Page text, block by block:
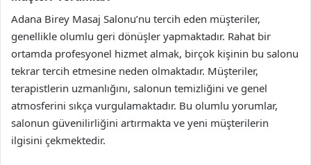
Adana Birey Masaj Salonu’nu tercih eden müşteriler,
genellikle olumlu geri dönüşler yapmaktadır. Rahat bir
ortamda profesyonel hizmet almak, birçok kişinin bu salonu
tekrar tercih etmesine neden olmaktadır. Müşteriler,
terapistlerin uzmanlığını, salonun temizliğini ve genel
atmosferini sıkça vurgulamaktadır. Bu olumlu yorumlar,
salonun güvenilirliğini artırmakta ve yeni müşterilerin
ilgisini çekmektedir.